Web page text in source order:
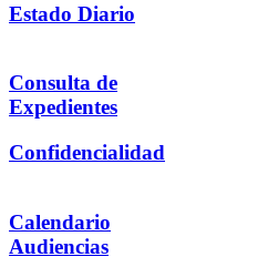
Estado Diario
Consulta de
Expedientes
Confidencialidad
Calendario
Audiencias